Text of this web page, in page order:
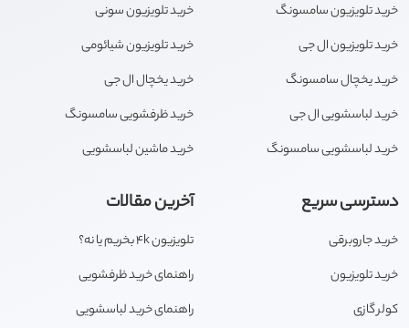
خرید تلویزیون سامسونگ
خرید تلویزیون ال جی
خرید یخچال سامسونگ
خرید لباسشویی ال جی
خرید لباسشویی سامسونگ
خرید تلویزیون سونی
خرید تلویزیون شیائومی
خرید یخچال ال جی
خرید ظرفشویی سامسونگ
خرید ماشین لباسشویی
دسترسی سریع
خرید جاروبرقی
خرید تلویزیون
کولر گازی
آخرین مقالات
تلویزیون 4k بخریم یا نه؟
راهنمای خرید ظرفشویی
راهنمای خرید لباسشویی